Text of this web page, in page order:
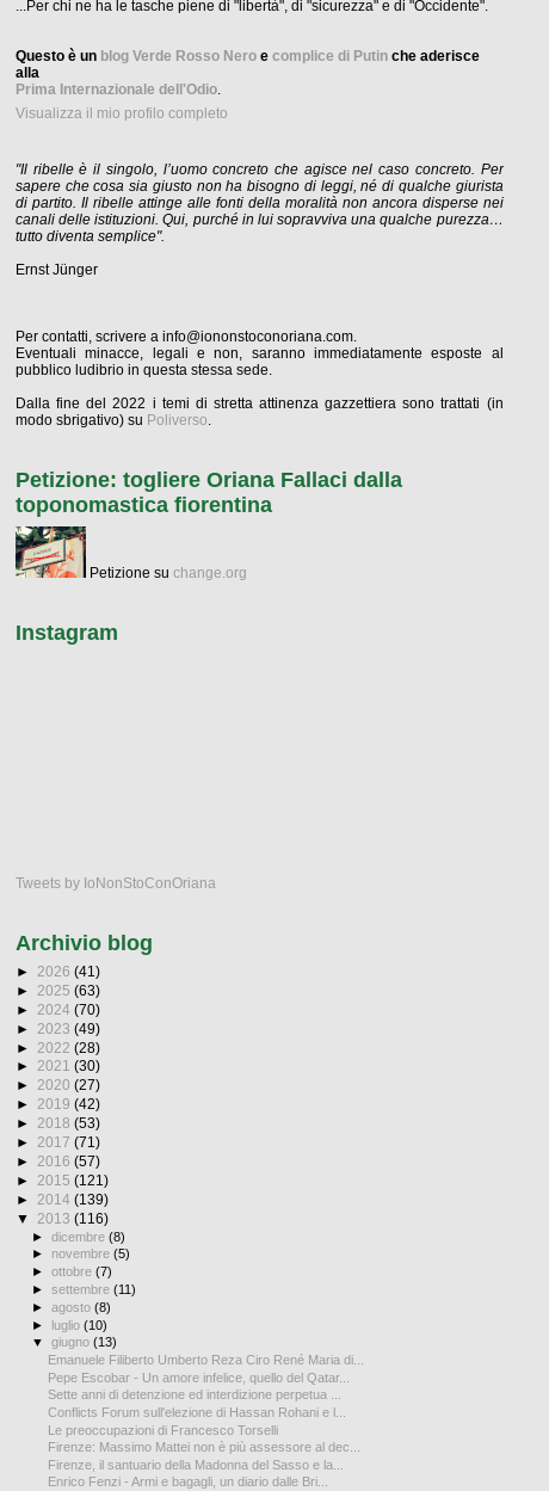
...Per chi ne ha le tasche piene di "libertà", di "sicurezza" e di "Occidente".
Questo è un blog Verde Rosso Nero e complice di Putin che aderisce
alla
Prima Internazionale dell'Odio.
Visualizza il mio profilo completo
"Il ribelle è il singolo, l’uomo concreto che agisce nel caso concreto. Per
sapere che cosa sia giusto non ha bisogno di leggi, né di qualche giurista
di partito. Il ribelle attinge alle fonti della moralità non ancora disperse nei
canali delle istituzioni. Qui, purché in lui sopravviva una qualche purezza…
tutto diventa semplice".
Ernst Jünger
Per contatti, scrivere a info@iononstoconoriana.com.
Eventuali minacce, legali e non, saranno immediatamente esposte al
pubblico ludibrio in questa stessa sede.
Dalla fine del 2022 i temi di stretta attinenza gazzettiera sono trattati (in
modo sbrigativo) su Poliverso.
Petizione: togliere Oriana Fallaci dalla
toponomastica fiorentina
Petizione su change.org
Instagram
Tweets by IoNonStoConOriana
Archivio blog
► 2026 (41)
► 2025 (63)
► 2024 (70)
► 2023 (49)
► 2022 (28)
► 2021 (30)
► 2020 (27)
► 2019 (42)
► 2018 (53)
► 2017 (71)
► 2016 (57)
► 2015 (121)
► 2014 (139)
▼ 2013 (116)
►dicembre(8)
► novembre(5)
►ottobre(7)
►settembre(11)
►agosto(8)
► luglio(10)
▼giugno(13)
Emanuele Filiberto Umberto Reza Ciro René Maria di...
Pepe Escobar - Un amore infelice, quello del Qatar...
Sette anni di detenzione ed interdizione perpetua ...
Conflicts Forum sull'elezione di Hassan Rohani e l...
Le preoccupazioni di Francesco Torselli
Firenze: Massimo Mattei non è più assessore al dec...
Firenze, il santuario della Madonna del Sasso e la...
Enrico Fenzi - Armi e bagagli, un diario dalle Bri...